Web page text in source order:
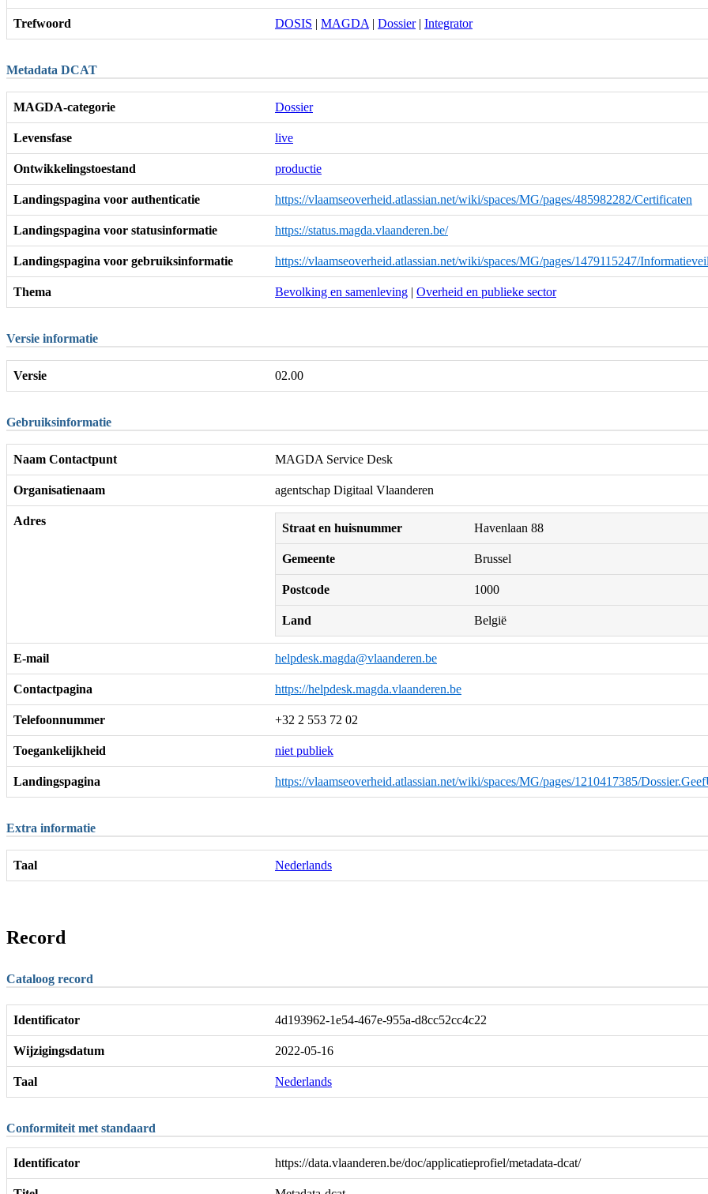
Trefwoord DOSIS | MAGDA | Dossier| Integrator
Metadata DCAT
MAGDA-categorie Dossier
Levensfase live
Ontwikkelingstoestand productie
Landingspagina voor authenticatie https://vlaamseoverheid.atlassian.net/wiki/spaces/MG/pages/485982282/Certificaten
Landingspagina voor statusinformatie https://status.magda.vlaanderen.be/
Landingspagina voor gebruiksinformatie https://vlaamseoverheid.atlassian.net/wiki/spaces/MG/pages/1479115247/
Thema Bevolking en samenleving | Overheid en publieke sector
Versie informatie
Versie 02.00
Gebruiksinformatie
Naam Contactpunt MAGDA Service Desk
Organisatienaam agentschap Digitaal Vlaanderen
Adres
Straat en huisnummer Havenlaan 88
Gemeente Brussel
Postcode 1000
Land België
E-mail helpdesk.magda@vlaanderen.be
Contactpagina https://helpdesk.magda.vlaanderen.be
Telefoonnummer +32 2 553 72 02
Toegankelijkheid niet publiek
Landingspagina https://vlaamseoverheid.atlassian.net/wiki/spaces/MG/pages/1210417385/
Extra informatie
Taal Nederlands
Record
Cataloog record
Identificator 4d193962-1e54-467e-955a-d8cc52cc4c22
Wijzigingsdatum 2022-05-16
Taal Nederlands
Conformiteit met standaard
Identificator https://data.vlaanderen.be/doc/applicatieprofiel/metadata-dcat/